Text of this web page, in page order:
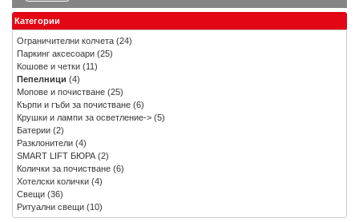
Категории
Ограничителни колчета (24)
Паркинг аксесоари (25)
Кошове и четки (11)
Пепелници (4)
Мопове и почистване (25)
Кърпи и гъби за почистване (6)
Крушки и лампи за осветление-> (5)
Батерии (2)
Разклонители (4)
SMART LIFT БЮРА(2)
Колички за почистване (6)
Хотелски колички (4)
Свещи (36)
Ритуални свещи (10)